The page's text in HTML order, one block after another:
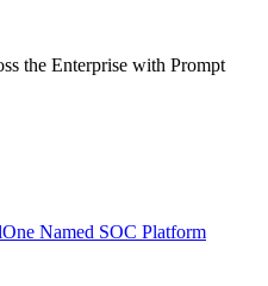
the Enterprise with Prompt
Named SOC Platform